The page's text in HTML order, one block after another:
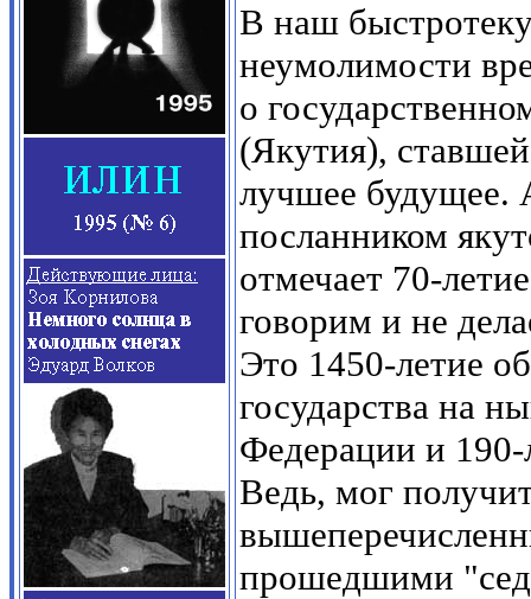
В наш
неумолимости
о
(Якутия),
лучшее будущее.
посланником
отмечает 70-
говорим и не
Это 1450-летие
государства на
Федерации и 190-
Ведь, мог
прошедшими